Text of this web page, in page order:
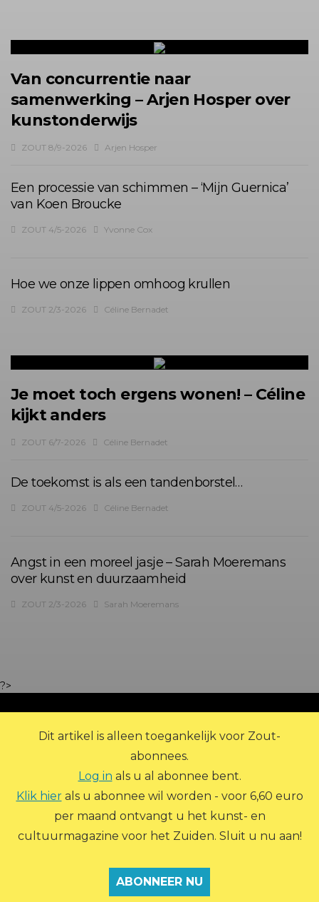
Dit artikel is alleen toegankelijk voor Zout-
abonnees.
Log in als u al abonnee bent.
Klik hierals u abonnee wil worden - voor 6,60 euro
per maand ontvangt u het kunst- en
cultuurmagazine voor het Zuiden. Sluit u nu aan!
ABONNEER NU
Van concurrentie naar
samenwerking – Arjen Hosper over
kunstonderwijs
ZOUT 8/9-2026 Arjen Hosper
Een processie van schimmen – ‘Mijn Guernica’
van Koen Broucke
ZOUT 4/5-2026 Yvonne Cox
Hoe we onze lippen omhoog krullen
ZOUT 2/3-2026 Céline Bernadet
Je moet toch ergens wonen! – Céline
kijkt anders
ZOUT 6/7-2026 Céline Bernadet
De toekomst is als een tandenborstel…
ZOUT 4/5-2026 Céline Bernadet
Angst in een moreel jasje – Sarah Moeremans
over kunst en duurzaamheid
ZOUT 2/3-2026 Sarah Moeremans
?>
© 2026 Zout Magazine. Alle rechten voorbehouden.
PRIVACY STATEMENT